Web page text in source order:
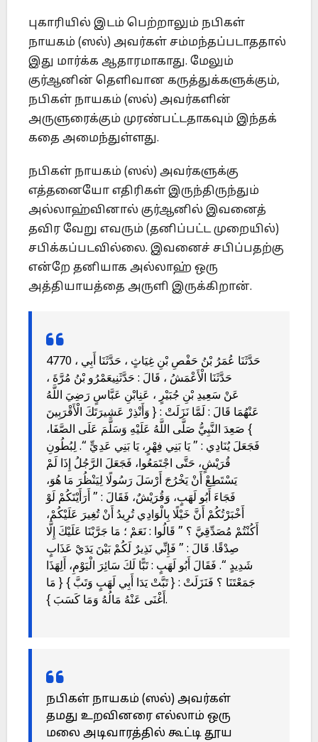
புகாரியில் இடம் பெற்றாலும் நபிகள்
நாயகம் (ஸல்) அவர்கள் சம்மந்தப்படாததால்
இது மார்க்க ஆதாரமாகாது. மேலும்
குர்ஆனின் தெளிவான கருத்துக்களுக்கும்,
நபிகள் நாயகம் (ஸல்) அவர்களின்
அருளுரைக்கும் முரண்பட்டதாகவும் இந்தக்
கதை அமைந்துள்ளது.
நபிகள் நாயகம் (ஸல்) அவர்களுக்கு
எத்தனையோ எதிரிகள் இருந்திருந்தும்
அல்லாஹ்வினால் குர்ஆனில் இவனைத்
தவிர வேறு எவரும் (தனிப்பட்ட முறையில்)
சபிக்கப்படவில்லை. இவனைச் சபிப்பதற்கு
என்றே தனியாக அல்லாஹ் ஒரு
அத்தியாயத்தை அருளி இருக்கிறான்.
4770 حَدَّثَنَا عُمَرُ بْنُ حَفْصِ بْنِ غِيَاثٍ ، حَدَّثَنَا أَبِي ،
حَدَّثَنَا الْأَعْمَشُ ، قَالَ : حَدَّثَنِيعَمْرُو بْنُ مُرَّةَ ،
عَنْ سَعِيدِ بْنِ جُبَيْرٍ ، عَنِابْنِ عَبَّاسٍ رَضِيَ اللَّهُ
عَنْهُمَا قَالَ : لَمَّا نَزَلَتْ : { وَأَنْذِرْ عَشِيرَتَكَ الْأَقْرَبِينَ
} صَعِدَ النَّبِيُّ صَلَّى اللَّهُ عَلَيْهِ وَسَلَّمَ عَلَى الصَّفَا،
فَجَعَلَ يُنَادِي : ” يَا بَنِي فِهْرٍ، يَا بَنِي عَدِيٍّ “. لِبُطُونِ
قُرَيْشٍ، حَتَّى اجْتَمَعُوا، فَجَعَلَ الرَّجُلُ إِذَا لَمْ
يَسْتَطِعْ أَنْ يَخْرُجَ أَرْسَلَ رَسُولًا لِيَنْظُرَ مَا هُوَ،
فَجَاءَ أَبُو لَهَبٍ، وَقُرَيْشٌ، فَقَالَ : ” أَرَأَيْتَكُمْ لَوْ
أَخْبَرْتُكُمْ أَنَّ خَيْلًا بِالْوَادِي تُرِيدُ أَنْ تُغِيرَ عَلَيْكُمْ،
أَكُنْتُمْ مُصَدِّقِيَّ ؟ ” قَالُوا : نَعَمْ ؛ مَا جَرَّبْنَا عَلَيْكَ إِلَّا
صِدْقًا. قَالَ : ” فَإِنِّي نَذِيرٌ لَكُمْ بَيْنَ يَدَيْ عَذَابٍ
شَدِيدٍ “. فَقَالَ أَبُو لَهَبٍ : تَبًّا لَكَ سَائِرَ الْيَوْمِ، أَلِهَذَا
جَمَعْتَنَا ؟ فَنَزَلَتْ : { تَبَّتْ يَدَا أَبِي لَهَبٍ وَتَبَّ } { مَا
أَغْنَى عَنْهُ مَالُهُ وَمَا كَسَبَ }.
நபிகள் நாயகம் (ஸல்) அவர்கள்
தமது உறவினரை எல்லாம் ஒரு
மலை அடிவாரத்தில் கூட்டி தூய